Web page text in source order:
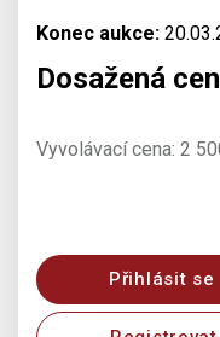
Konec aukce:
Dosažená
Vyvolávací cena: 2
Přihlásit se